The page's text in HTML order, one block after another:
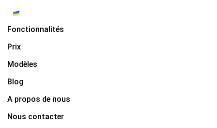
Fonctionnalités
Prix
Modèles
Blog
A propos de nous
Nous contacter